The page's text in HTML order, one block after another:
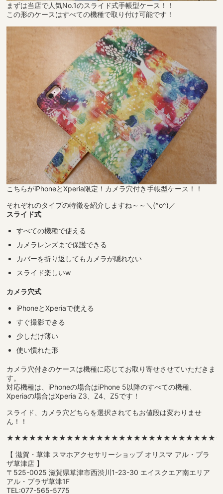
まずは当店で人気No.1のスライド式手帳型ケース！！
この形のケースはすべての機種で取り付け可能です！
こちらがiPhoneとXperia限定！カメラ穴付き手帳型ケース！！
それぞれのタイプの特徴を紹介しますね～～＼(^o^)／
スライド式
すべての機種で使える
カメラレンズまで保護できる
カバーを折り返してもカメラが隠れない
スライド楽しいw
カメラ穴式
iPhoneとXperiaで使える
すぐ撮影できる
少しだけ薄い
使い慣れた形
カメラ穴付きのケースは機種に応じてお取り寄せさせていただきま
す。
対応機種は、iPhoneの場合はiPhone 5以降のすべての機種、
Xperiaの場合はXperia Z3、Z4、Z5です！
スライド、カメラ穴どちらを選択されてもお値段は変わりませ
ん！！
【 滋賀・草津 スマホアクセサリーショップ オリスマ アル・プラ
ザ草津店 】
〒525-0025 滋賀県草津市西渋川1-23-30 エイスクエア南エリア
アル・プラザ草津1F
TEL:077-565-5775